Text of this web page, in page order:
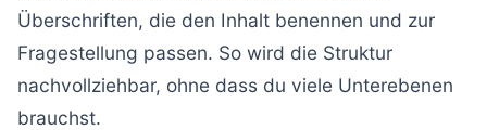
Überschriften, die den Inhalt benennen und zur
Fragestellung passen. So wird die Struktur
nachvollziehbar, ohne dass du viele Unterebenen
brauchst.